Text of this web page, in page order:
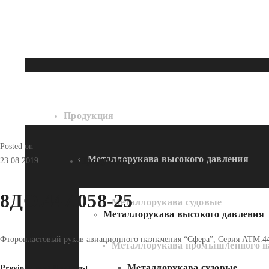
Продукция
Металлорукава высокого давления
Металлорукава судовые
Металлорукава промышленного
Продукция
Металлорукава высокого давления
Posted on
23.08.2019
8ДО.447.058-25
Фторопластовый рукав авиационного назначения “Сфера”, Серия